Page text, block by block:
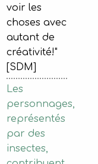
voir les
choses avec
autant de
créativité!"
[SDM]
Les
personnages,
représentés
par des
insectes,